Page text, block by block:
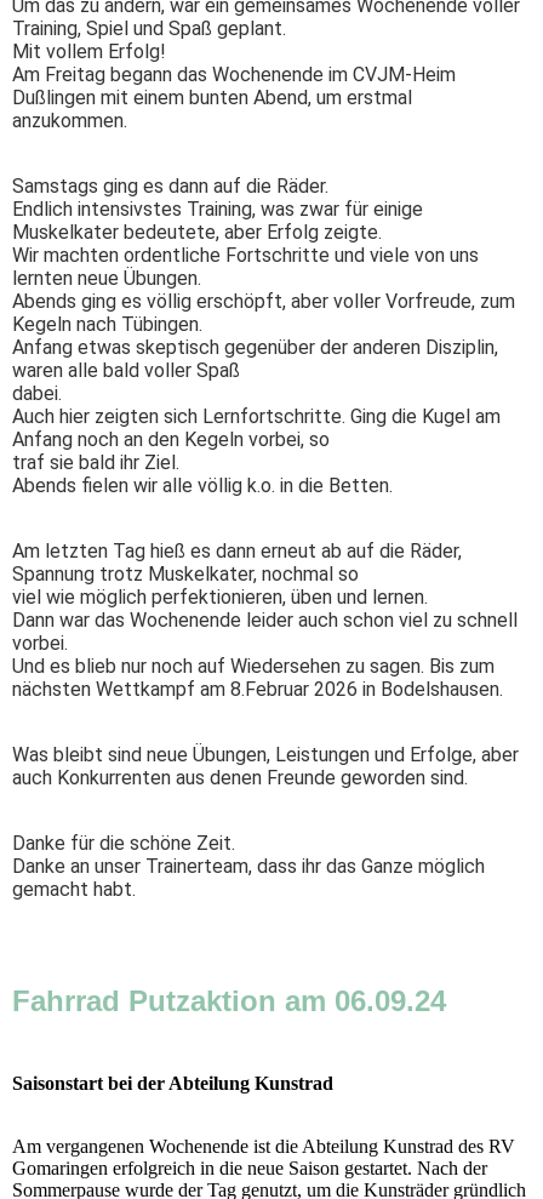
Um das zu ändern, war ein gemeinsames Wochenende voller
Training, Spiel und Spaß geplant.
Mit vollem Erfolg!
Am Freitag begann das Wochenende im CVJM-Heim
Dußlingen mit einem bunten Abend, um erstmal
anzukommen.
Samstags ging es dann auf die Räder.
Endlich intensivstes Training, was zwar für einige
Muskelkater bedeutete, aber Erfolg zeigte.
Wir machten ordentliche Fortschritte und viele von uns
lernten neue Übungen.
Abends ging es völlig erschöpft, aber voller Vorfreude, zum
Kegeln nach Tübingen.
Anfang etwas skeptisch gegenüber der anderen Disziplin,
waren alle bald voller Spaß
dabei.
Auch hier zeigten sich Lernfortschritte. Ging die Kugel am
Anfang noch an den Kegeln vorbei, so
traf sie bald ihr Ziel.
Abends fielen wir alle völlig k.o. in die Betten.
Am letzten Tag hieß es dann erneut ab auf die Räder,
Spannung trotz Muskelkater, nochmal so
viel wie möglich perfektionieren, üben und lernen.
Dann war das Wochenende leider auch schon viel zu schnell
vorbei.
Und es blieb nur noch auf Wiedersehen zu sagen. Bis zum
nächsten Wettkampf am 8.Februar 2026 in Bodelshausen.
Was bleibt sind neue Übungen, Leistungen und Erfolge, aber
auch Konkurrenten aus denen Freunde geworden sind.
Danke für die schöne Zeit.
Danke an unser Trainerteam, dass ihr das Ganze möglich
gemacht habt.
Fahrrad Putzaktion am 06.09.24
Saisonstart bei der Abteilung Kunstrad
Am vergangenen Wochenende ist die Abteilung Kunstrad des RV
Gomaringen erfolgreich in die neue Saison gestartet. Nach der
Sommerpause wurde der Tag genutzt, um die Kunsträder gründlich